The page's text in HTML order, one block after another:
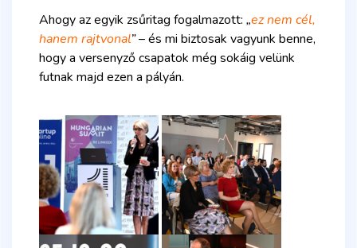
Ahogy az egyik zsűritag fogalmazott: „ez nem cél,
hanem rajtvonal”– és mi biztosak vagyunk benne,
hogy a versenyző csapatok még sokáig velünk
futnak majd ezen a pályán.